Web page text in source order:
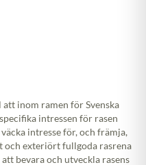
inom ramen för Svenska
intressen för rasen
intresse för, och främja,
och exteriört fullgoda rasrena
bevara och utveckla rasens